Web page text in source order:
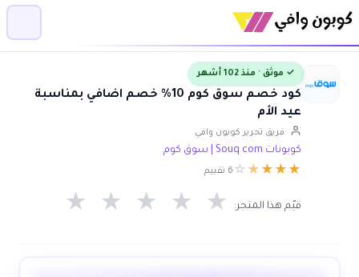
✓ موثق · منذ 102 أشهر
كود خصم سوق كوم 10% خصم اضافي بمناسبة
عيد الأم
فريق تحرير كوبون وافي
كوبونات Souq com | سوق كوم
★
★
★
★
☆ 6 تقييم
قيّم هذا المتجر: ★ ★ ★ ★ ★